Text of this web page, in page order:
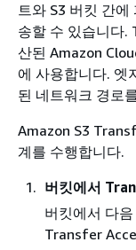
트와 S3 버킷 간
송할 수 있습니다
산된 Amazon
에 사용합니다. 엣
된 네트워크 경로
Amazon S3
계를 수행합니다.
버킷에서
버킷에서 다
Transfer